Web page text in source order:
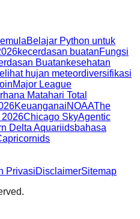
Belajar Python untuk
kecerdasan buatanFungsi
Buatankesehatan
hujan meteordiversifikasi
Major League
Matahari Total
KeuanganaiNOAAThe
Chicago SkyAgentic
Delta Aquariidsbahasa
PrivasiDisclaimerSitemap